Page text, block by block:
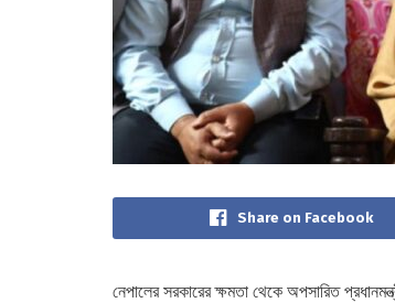
Share on Facebook
নেপালের সরকারের ক্ষমতা থেকে অপসারিত